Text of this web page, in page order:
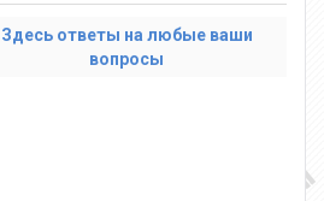
Здесь ответы на любые ваши
вопросы